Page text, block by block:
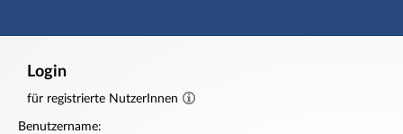
Hauptnavigation
Login
für registrierte NutzerInnen
Benutzername: